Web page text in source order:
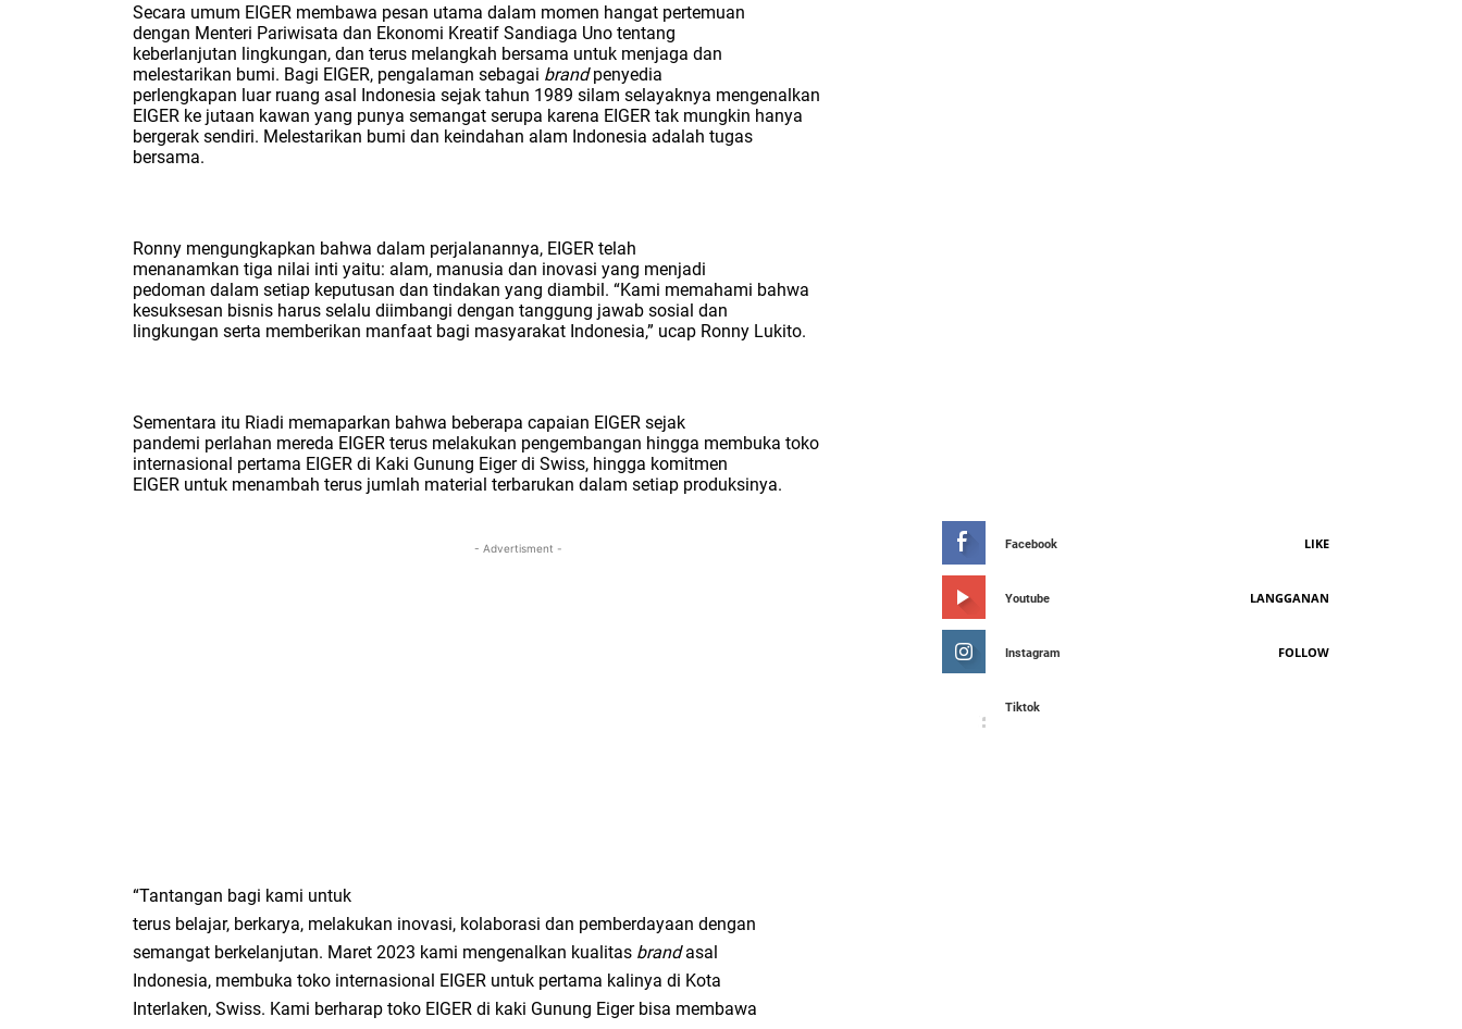
Secara umum EIGER membawa pesan utama dalam momen hangat pertemuan
dengan Menteri Pariwisata dan Ekonomi Kreatif Sandiaga Uno tentang
keberlanjutan lingkungan, dan terus melangkah bersama untuk menjaga dan
melestarikan bumi. Bagi EIGER, pengalaman sebagai brandpenyedia
perlengkapan luar ruang asal Indonesia sejak tahun 1989 silam selayaknya mengenalkan
EIGER ke jutaan kawan yang punya semangat serupa karena EIGER tak mungkin hanya
bergerak sendiri. Melestarikan bumi dan keindahan alam Indonesia adalah tugas
bersama.
Ronny mengungkapkan bahwa dalam perjalanannya, EIGER telah
menanamkan tiga nilai inti yaitu: alam, manusia dan inovasi yang menjadi
pedoman dalam setiap keputusan dan tindakan yang diambil. “Kami memahami bahwa
kesuksesan bisnis harus selalu diimbangi dengan tanggung jawab sosial dan
lingkungan serta memberikan manfaat bagi masyarakat Indonesia,” ucap Ronny Lukito.
Sementara itu Riadi memaparkan bahwa beberapa capaian EIGER sejak
pandemi perlahan mereda EIGER terus melakukan pengembangan hingga membuka toko
internasional pertama EIGER di Kaki Gunung Eiger di Swiss, hingga komitmen
EIGER untuk menambah terus jumlah material terbarukan dalam setiap produksinya.
- Advertisment -
“Tantangan bagi kami untuk
terus belajar, berkarya, melakukan inovasi, kolaborasi dan pemberdayaan dengan
semangat berkelanjutan. Maret 2023 kami mengenalkan kualitas brandasal
Indonesia, membuka toko internasional EIGER untuk pertama kalinya di Kota
Interlaken, Swiss. Kami berharap toko EIGER di kaki Gunung Eiger bisa membawa
Facebook LIKE
Youtube LANGGANAN
Instagram FOLLOW
Tiktok